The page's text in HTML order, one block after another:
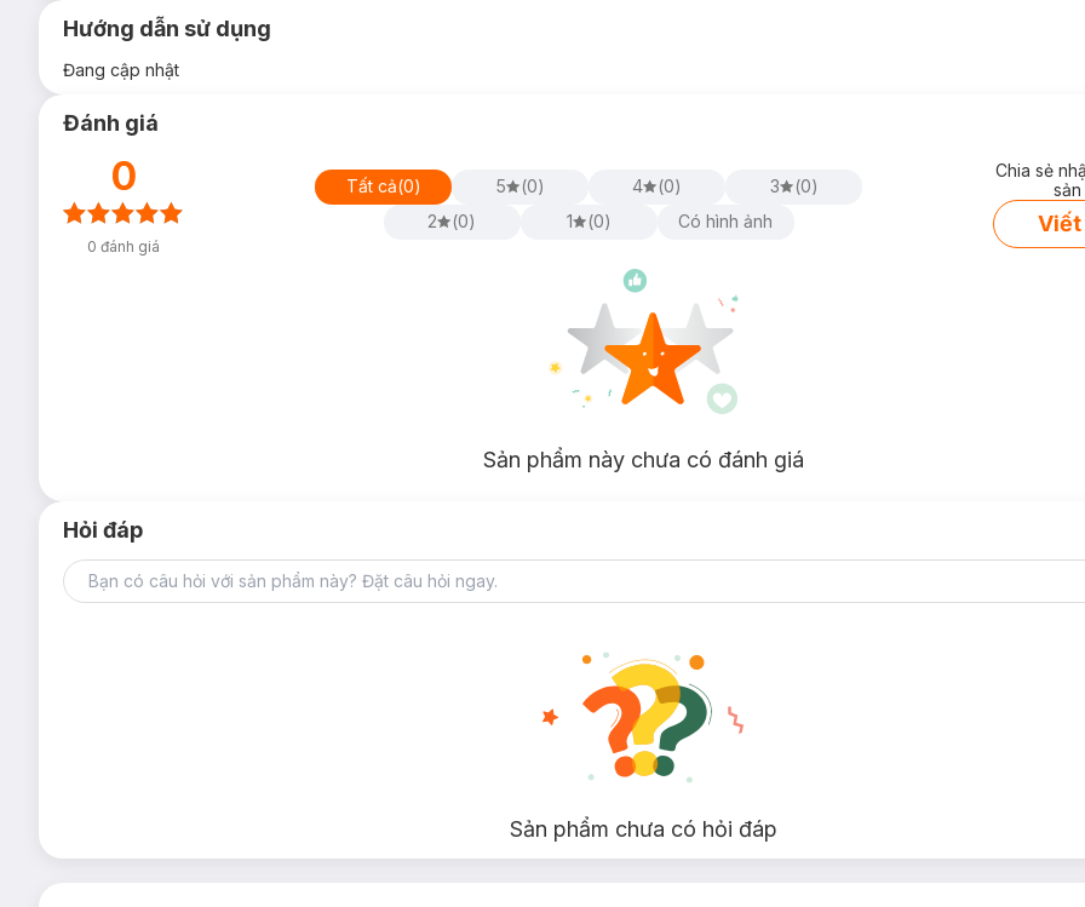
Hướng dẫn sử dụng
Đang cập nhật
Đánh giá
0
0 đánh giá
Tất cả(0) 5 (0) 4 (0) 3 (0)
2
(0) 1 (0) Có hình ảnh
Chia sẻ
Viết
Sản phẩm này chưa có đánh giá
Hỏi đáp
Sản phẩm chưa có hỏi đáp